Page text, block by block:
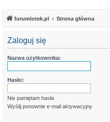
forumlotek.pl Strona główna
Zaloguj się
Nazwa użytkownika:
Hasło:
Nie pamiętam hasła
Wyślij ponownie e-mail aktywacyjny